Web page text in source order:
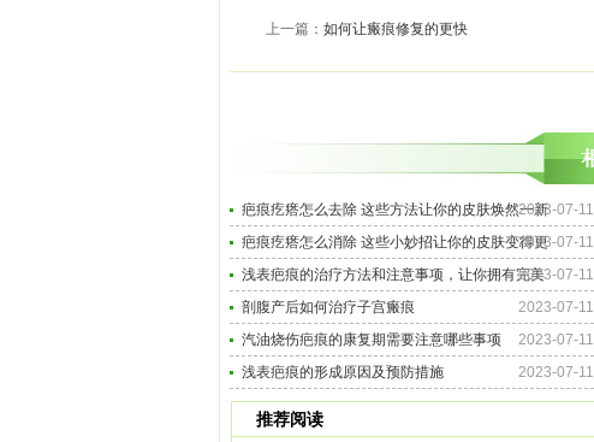
上一篇： 如何让瘢痕修复的更快
疤痕疙瘩怎么去除 这些方法让你的皮肤焕然一新2023-07-11
疤痕疙瘩怎么消除 这些小妙招让你的皮肤变得更2023-07-11
浅表疤痕的治疗方法和注意事项，让你拥有完美2023-07-11
剖腹产后如何治疗子宫瘢痕
2023-07-11
汽油烧伤疤痕的康复期需要注意哪些事项
2023-07-11
浅表疤痕的形成原因及预防措施
2023-07-11
推荐阅读